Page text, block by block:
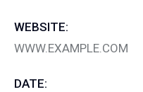
WEBSITE:
WWW.EXAMPLE.COM
DATE: